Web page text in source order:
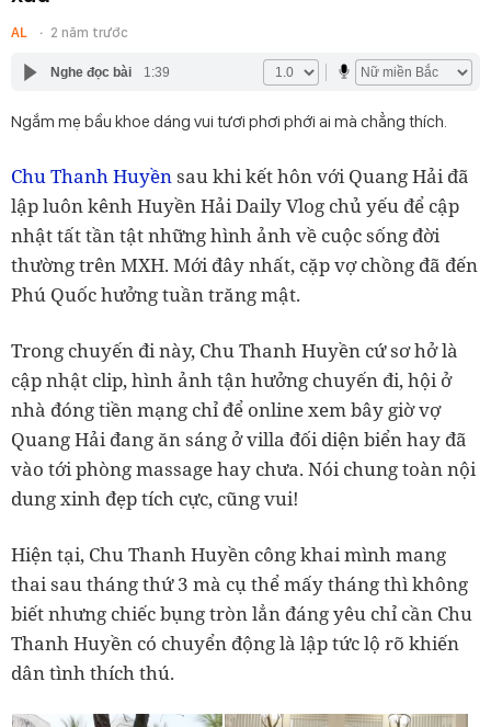
AL 2 năm trước
Nghe đọc bài 1:39
Ngắm mẹ bầu khoe dáng vui tươi phơi phới ai mà chẳng thích.
Chu Thanh Huyềnsau khi kết hôn với Quang Hải đã
lập luôn kênh Huyền Hải Daily Vlog chủ yếu để cập
nhật tất tần tật những hình ảnh về cuộc sống đời
thường trên MXH. Mới đây nhất, cặp vợ chồng đã đến
Phú Quốc hưởng tuần trăng mật.
Trong chuyến đi này, Chu Thanh Huyền cứ sơ hở là
cập nhật clip, hình ảnh tận hưởng chuyến đi, hội ở
nhà đóng tiền mạng chỉ để online xem bây giờ vợ
Quang Hải đang ăn sáng ở villa đối diện biển hay đã
vào tới phòng massage hay chưa. Nói chung toàn nội
dung xinh đẹp tích cực, cũng vui!
Hiện tại, Chu Thanh Huyền công khai mình mang
thai sau tháng thứ 3 mà cụ thể mấy tháng thì không
biết nhưng chiếc bụng tròn lẳn đáng yêu chỉ cần Chu
Thanh Huyền có chuyển động là lập tức lộ rõ khiến
dân tình thích thú.